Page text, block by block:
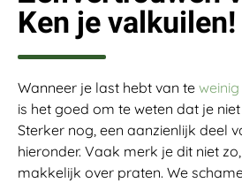
Ken je valkuilen!
Wanneer je last hebt van te
is het goed om te weten dat je
Sterker nog, een aanzienlijk deel
hieronder. Vaak merk je dit niet
makkelijk over praten. We